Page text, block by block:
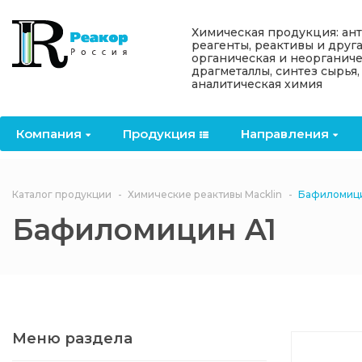
Компания Продукция Направления
Назад
Компания
Лицензии
Документы
Филиалы
Назад
Продукция
OceanСhem
Антипирены
антипирены
Химические реагенты
3ASenrise
Назад
Направления
Отвердители
Назад
Информация
Акции
Политика
конфиденциальности
Химическая продукция:
реагенты, реактивы и
органическая и
драгметаллы, синтез сырья,
аналитическая химия
Каталог продукции Химические реактивы Macklin
Бафиломицин A1
Меню раздела